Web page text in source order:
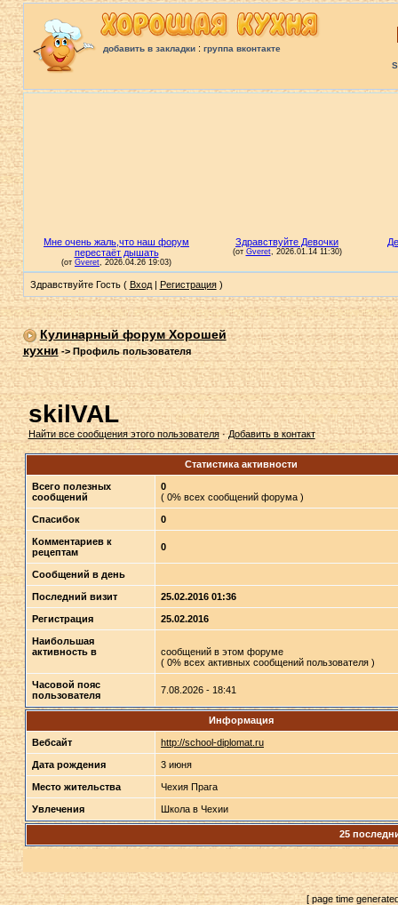
добавить в закладки: группа вконтакте
Здравствуйте Гость ( Вход| Регистрация)
Кулинарный форум Хорошей
кухни->Профиль пользователя
skilVAL
Найти все сообщения этого пользователя·Добавить в контакт
Статистика активности
Всего полезных
сообщений
0
( 0% всех сообщений форума )
Спасибок 0
Комментариев к
рецептам
0
Сообщений в день
Последний визит 25.02.2016 01:36
Регистрация 25.02.2016
Наибольшая
активность в
сообщений в этом форуме
( 0% всех активных сообщений пользователя )
Часовой пояс
пользователя
7.08.2026 - 18:41
Информация
Вебсайт http://school-diplomat.ru
Дата рождения 3 июня
Место жительства Чехия Прага
Увлечения Школа в Чехии
25
[ page time